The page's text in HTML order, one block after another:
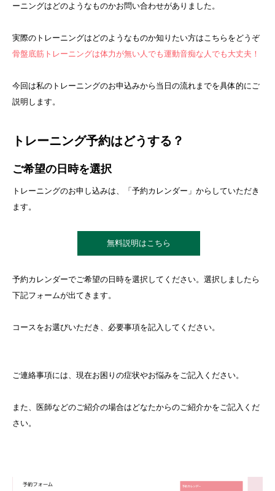
ーニングはどのようなものかお問い合わせがありました。
実際のトレーニングはどのようなものか知りたい方はこちらをどうぞ
骨盤底筋トレーニングは体力が無い人でも運動音痴な人でも大丈夫！
今回は私のトレーニングのお申込みから当日の流れまでを具体的にご
説明します。
トレーニング予約はどうする？
ご希望の日時を選択
トレーニングのお申し込みは、「予約カレンダー」からしていただき
ます。
無料説明はこちら
予約カレンダーでご希望の日時を選択してください。選択しましたら
下記フォームが出てきます。
コースをお選びいただき、必要事項を記入してください。
ご連絡事項には、現在お困りの症状やお悩みをご記入ください。
また、医師などのご紹介の場合はどなたからのご紹介かをご記入くだ
さい。